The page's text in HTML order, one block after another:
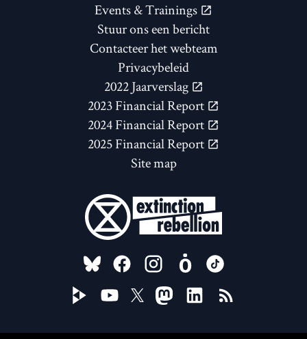
Events & Trainings
Stuur ons een bericht
Contacteer het webteam
Privacybeleid
2022 Jaarverslag
2023 Financial Report
2024 Financial Report
2025 Financial Report
Site map
FOLLOW US ON